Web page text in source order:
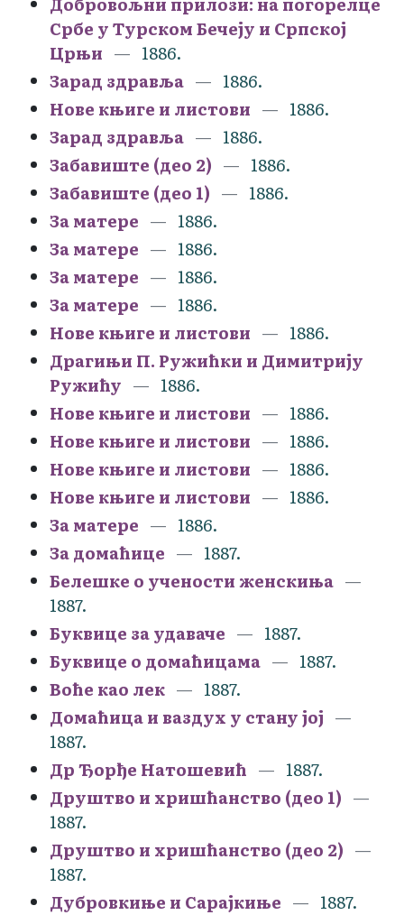
Србе у Турском Бечеју и Српској
Црњи
1886.
Зарад здравља
1886.
Нове књиге и листови
1886.
Зарад здравља
1886.
Забавиште (део 2)
1886.
Забавиште (део 1)
1886.
За матере
1886.
За матере
1886.
За матере
1886.
За матере
1886.
Нове књиге и листови
1886.
Драгињи П. Ружићки и Димитрију
Ружићу
1886.
Нове књиге и листови
1886.
Нове књиге и листови
1886.
Нове књиге и листови
1886.
Нове књиге и листови
1886.
За матере
1886.
За домаћице
1887.
Белешке о учености женскиња
1887.
Буквице за удаваче
1887.
Буквице о домаћицама
1887.
Воће као лек
1887.
Домаћица и ваздух у стану јој
1887.
Др Ђорђе Натошевић
1887.
Друштво и хришћанство (део 1)
1887.
Друштво и хришћанство (део 2)
1887.
Дубровкиње и Сарајкиње
1887.